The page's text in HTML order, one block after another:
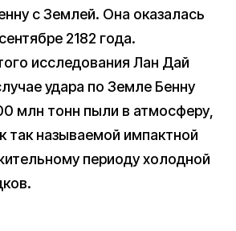
с Землей. Она оказалась
2182 года.
исследования Лан Дай
удара по Земле Бенну
млн тонн пыли в атмосферу,
так называемой импактной
периоду холодной